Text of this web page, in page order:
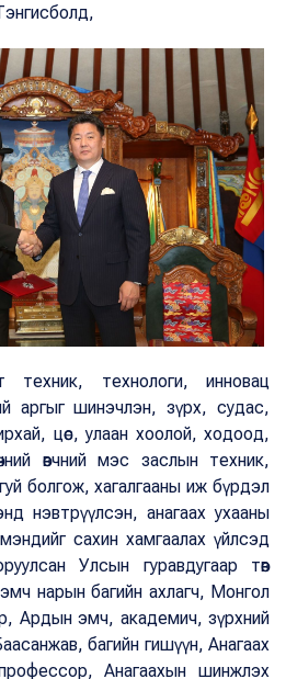
технологи, инновац
аргыг шинэчлэн, зүрх, судас,
цөс, улаан хоолой, ходоод,
өвчний мэс заслын техник,
болгож, хагалгааны иж бүрдэл
нэвтрүүлсэн, анагаах ухааны
сахин хамгаалах үйлсэд
Улсын гуравдугаар төв
нарын багийн ахлагч, Монгол
Ардын эмч, академич, зүрхний
багийн гишүүн, Анагаах
Анагаахын шинжлэх